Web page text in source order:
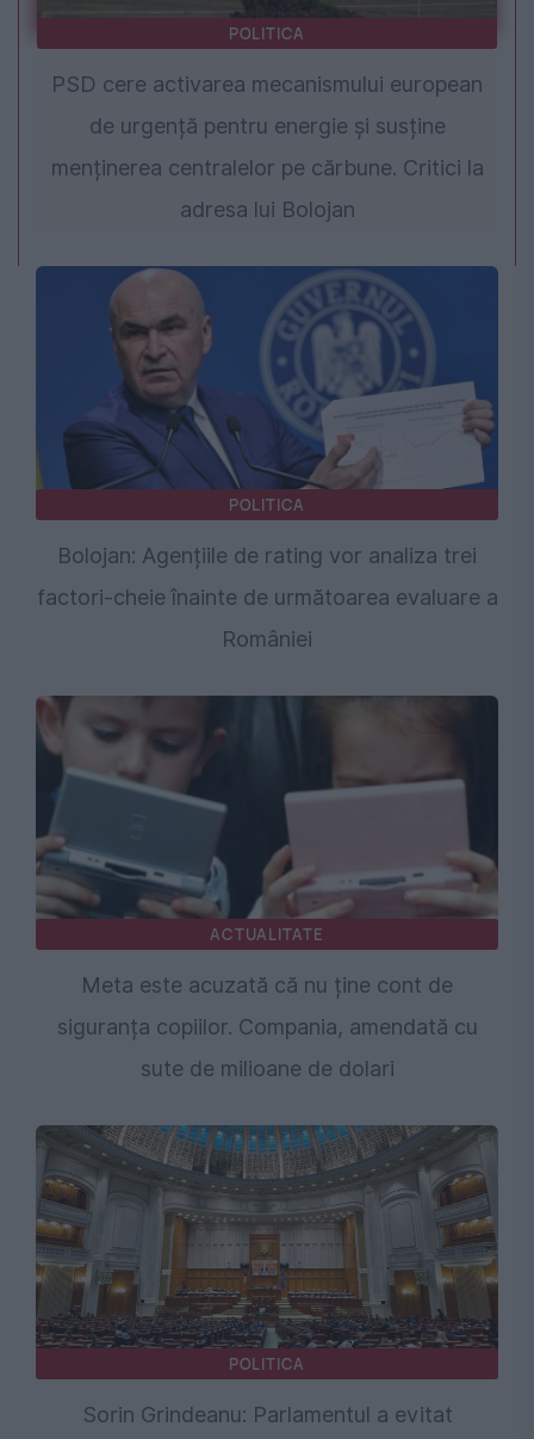
POLITICA
PSD cere activarea mecanismului european
de urgență pentru energie și susține
menținerea centralelor pe cărbune. Critici la
adresa lui Bolojan
POLITICA
Bolojan: Agențiile de rating vor analiza trei
factori-cheie înainte de următoarea evaluare a
României
ACTUALITATE
Meta este acuzată că nu ține cont de
siguranța copiilor. Compania, amendată cu
sute de milioane de dolari
POLITICA
Sorin Grindeanu: Parlamentul a evitat